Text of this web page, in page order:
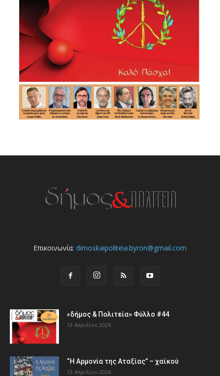
Επικοινωνία: dimoskaipoliteia.byron@gmail.com
«δήμος & Πολιτεία» Φύλλο #44
13 Απριλίου 2026
“Η Αρμονία της Αταξίας” – χαϊκού
13 Απριλίου 2026